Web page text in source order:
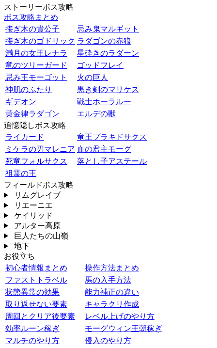
ストーリーボス攻略
ボス攻略まとめ
接ぎ木の貴公子
忌み鬼マルギット
接ぎ木のゴドリック ラダゴンの赤狼
満月の女王レナラ
星砕きのラダーン
竜のツリーガード
ゴッドフレイ
忌み王モーゴット
火の巨人
神肌のふたり
黒き剣のマリケス
ギデオン
戦士ホーラルー
黄金律ラダゴン
エルデの獣
追憶隠しボス攻略
ライカード
竜王プラキドサクス
ミケラの刃マレニア 血の君主モーグ
死竜フォルサクス
落とし子アステール
祖霊の王
フィールドボス攻略
リムグレイブ
リエーニエ
ケイリッド
アルター高原
巨人たちの山嶺
地下
お役立ち
初心者情報まとめ
操作方法まとめ
ファストトラベル
馬の入手方法
状態異常の効果
能力補正の違い
取り返せない要素
キャラクリ作成
周回とクリア後要素
レベル上げのやり方
効率ルーン稼ぎ
モーグウィン王朝稼ぎ
マルチのやり方
侵入のやり方